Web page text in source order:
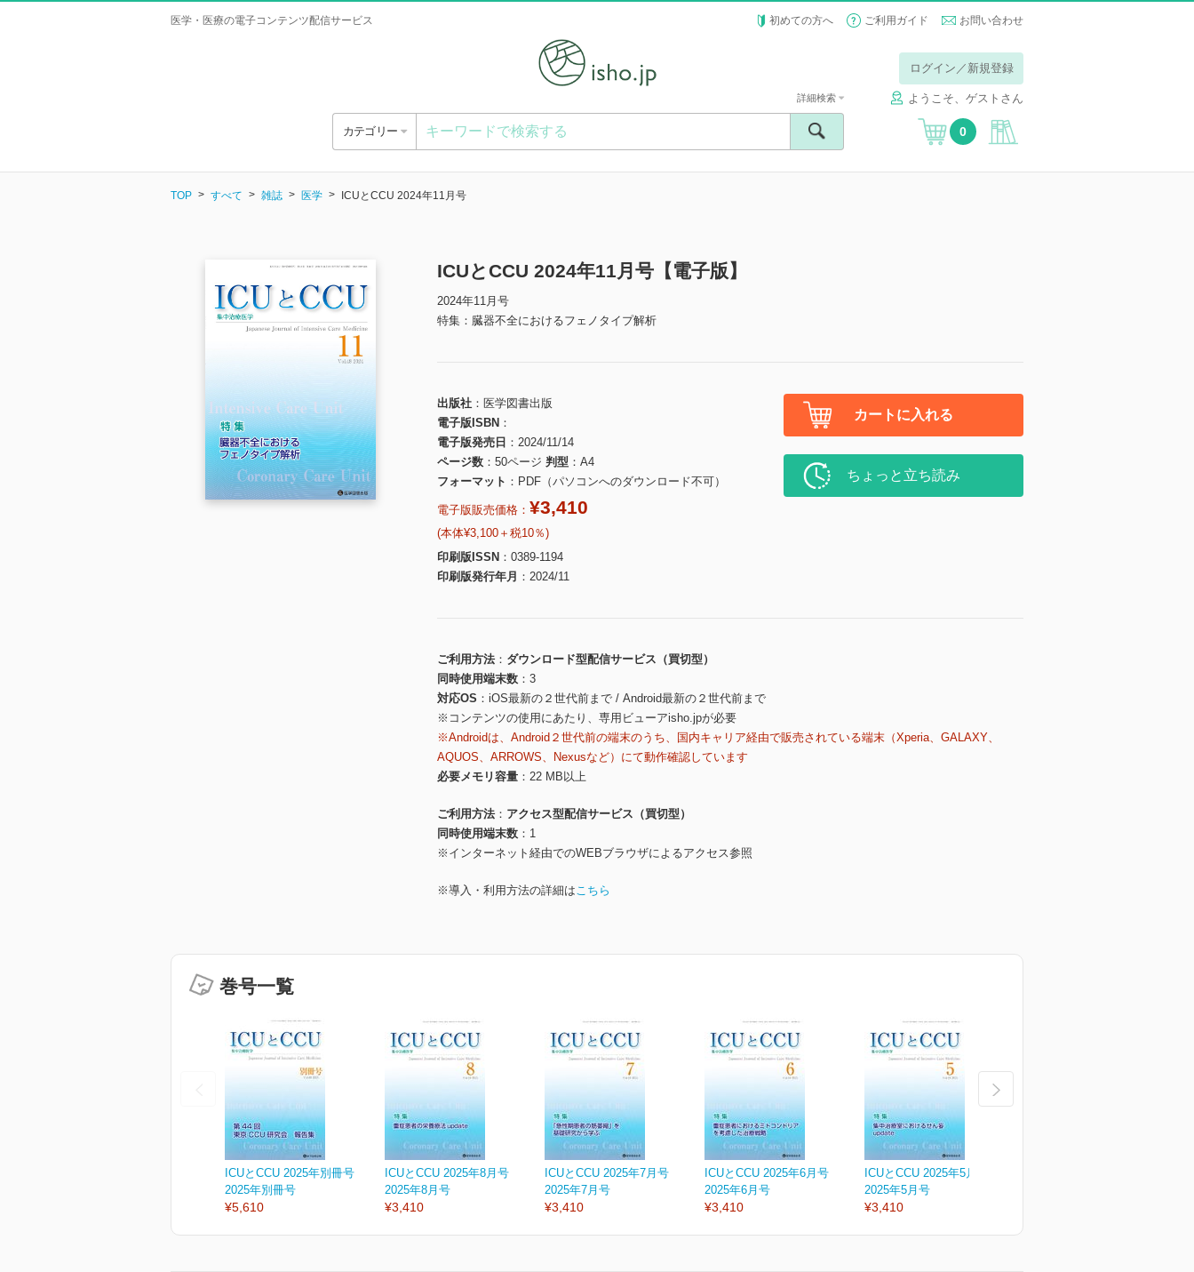
医学・医療の電子コンテンツ配信サービス 初めての方へ ご利用ガイド お問い合わせ
ログイン／新規登録
ようこそ、ゲストさん
カテゴリー
詳細検索
0
TOP すべて 雑誌 医学 ICUとCCU 2024年11月号
ICUとCCU 2024年11月号【電子版】
2024年11月号
特集：臓器不全におけるフェノタイプ解析
出版社
医学図書出版
電子版ISBN
電子版発売日
2024/11/14
ページ数
50ページ 判型
A4
フォーマット
PDF（パソコンへのダウンロード不可）
電子版販売価格： ¥3,410
(本体¥3,100＋税10％)
印刷版ISSN
0389-1194
印刷版発行年月
2024/11
カートに入れる
ちょっと立ち読み
ご利用方法
ダウンロード型配信サービス（買切型）
同時使用端末数
3
対応OS
iOS最新の２世代前まで / Android最新の２世代前まで
※コンテンツの使用にあたり、専用ビューアisho.jpが必要
※Androidは、Android２世代前の端末のうち、国内キャリア経由で販売されている端末（Xperia、GALAXY、
AQUOS、ARROWS、Nexusなど）にて動作確認しています
必要メモリ容量
22 MB以上
ご利用方法
アクセス型配信サービス（買切型）
同時使用端末数
1
※インターネット経由でのWEBブラウザによるアクセス参照
※導入・利用方法の詳細はこちら
巻号一覧
ICUとCCU 2025年別冊号
2025年別冊号
¥5,610
ICUとCCU 2025年8月号
2025年8月号
¥3,410
ICUとCCU 2025年7月号
2025年7月号
¥3,410
ICUとCCU 2025年6月号
2025年6月号
¥3,410
ICUとCCU 2025年5月号
2025年5月号
¥3,410